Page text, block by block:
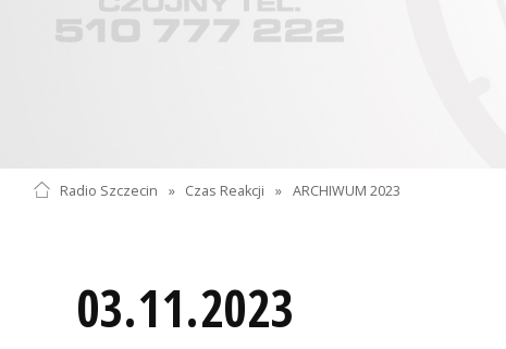
Radio Szczecin » Czas Reakcji » ARCHIWUM 2023
03.11.2023